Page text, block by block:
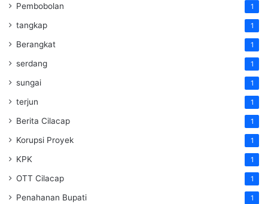
Pembobolan 1
tangkap 1
Berangkat 1
serdang 1
sungai 1
terjun 1
Berita Cilacap 1
Korupsi Proyek 1
KPK 1
OTT Cilacap 1
Penahanan Bupati 1